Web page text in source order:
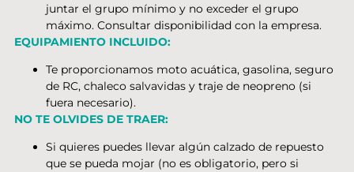
juntar el grupo mínimo y no exceder el grupo
máximo. Consultar disponibilidad con la empresa.
EQUIPAMIENTO INCLUIDO:
Te proporcionamos moto acuática, gasolina, seguro
de RC, chaleco salvavidas y traje de neopreno (si
fuera necesario).
NO TE OLVIDES DE TRAER:
Si quieres puedes llevar algún calzado de repuesto
que se pueda mojar (no es obligatorio, pero si